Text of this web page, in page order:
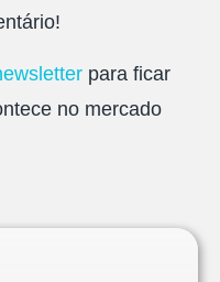
para ficar
no mercado